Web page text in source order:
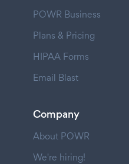
POWR Business
Plans & Pricing
HIPAA Forms
Email Blast
Company
About POWR
We're hiring!